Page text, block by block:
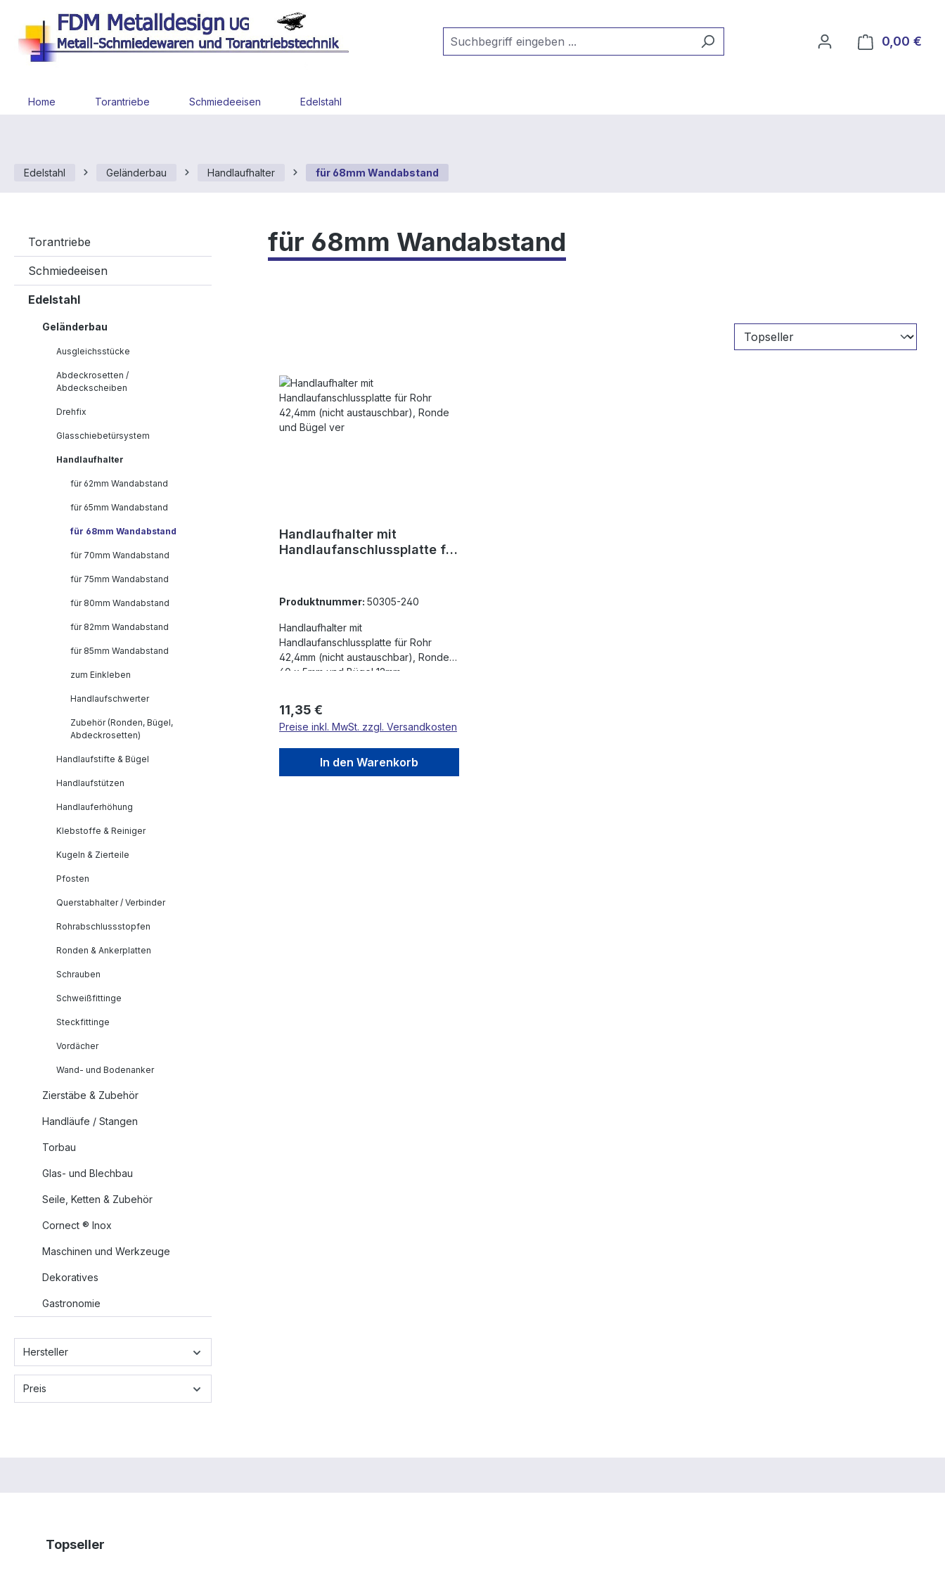
Hauptinhalt springen
Zur Suche springen
Zur Hauptnavigation springen
0,00 €
Home Torantriebe Schmiedeeisen Edelstahl
Edelstahl Geländerbau Handlaufhalter für 68mm Wandabstand
Torantriebe
Schmiedeeisen
Edelstahl
Geländerbau
Ausgleichsstücke
Abdeckrosetten /
Abdeckscheiben
Drehfix
Glasschiebetürsystem
Handlaufhalter
für 62mm Wandabstand
für 65mm Wandabstand
für 68mm Wandabstand
für 70mm Wandabstand
für 75mm Wandabstand
für 80mm Wandabstand
für 82mm Wandabstand
für 85mm Wandabstand
zum Einkleben
Handlaufschwerter
Zubehör (Ronden, Bügel,
Abdeckrosetten)
Handlaufstifte & Bügel
Handlaufstützen
Handlauferhöhung
Klebstoffe & Reiniger
Kugeln & Zierteile
Pfosten
Querstabhalter / Verbinder
Rohrabschlussstopfen
Ronden & Ankerplatten
Schrauben
Schweißfittinge
Steckfittinge
Vordächer
Wand- und Bodenanker
Zierstäbe & Zubehör
Handläufe / Stangen
Torbau
Glas- und Blechbau
Seile, Ketten & Zubehör
Cornect ® Inox
Maschinen und Werkzeuge
Dekoratives
Gastronomie
Hersteller
Preis
für 68mm Wandabstand
Handlaufhalter mit
Handlaufanschlussplatte für
Bügel ver
Produktnummer: 50305-240
Handlaufhalter mit
Handlaufanschlussplatte für Rohr
42,4mm (nicht austauschbar), Ronde
60 x 5mm und Bügel 12mm,
(Ronde und Bügel verschweißt), V2A
Regulärer Preis:
11,35 €
Preise inkl. MwSt. zzgl. Versandkosten
In den Warenkorb
Produktgalerie überspringen
Topseller